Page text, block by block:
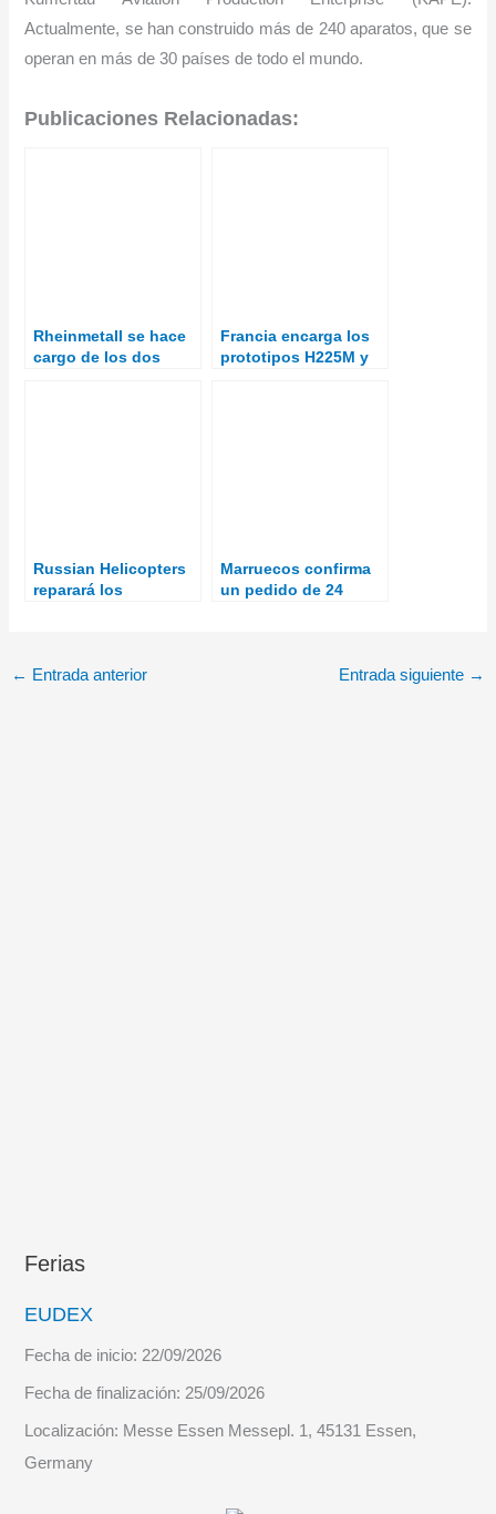
Actualmente, se han construido más de 240 aparatos, que se
operan en más de 30 países de todo el mundo.
Publicaciones Relacionadas:
Rheinmetall se hace
cargo de los dos
Francia encarga los
prototipos H225M y
Russian Helicopters
reparará los
Marruecos confirma
un pedido de 24
← Entrada anterior Entrada siguiente →
Ferias
EUDEX
Fecha de inicio:22/09/2026
Fecha de finalización:25/09/2026
Localización: Messe Essen Messepl. 1, 45131 Essen,
Germany